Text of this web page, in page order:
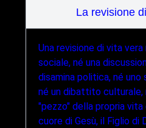
La revisione
Una revisione di vita vera
sociale, né una
disamina politica, né
né un dibattito culturale,
"pezzo" della propria
cuore di Gesù, il Figlio di